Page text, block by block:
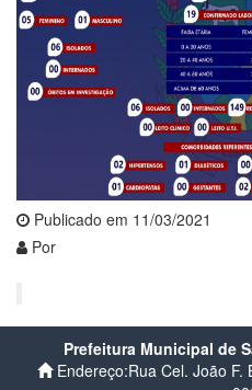
Publicado em 11/03/2021
Por
Prefeitura Municipal de
Endereço:Rua Cel. João